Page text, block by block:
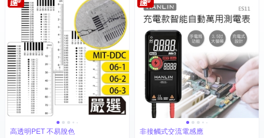
高透明PET 不易脫色 非接觸式交流電感應